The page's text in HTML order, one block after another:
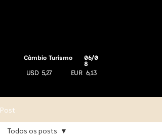
Câmbio Turismo
USD 5,27 EUR
06/0
8
6,13
Post
Todos os posts